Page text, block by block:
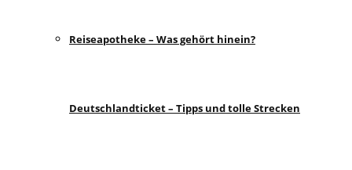
Reiseapotheke – Was gehört hinein?
Deutschlandticket – Tipps und tolle Strecken